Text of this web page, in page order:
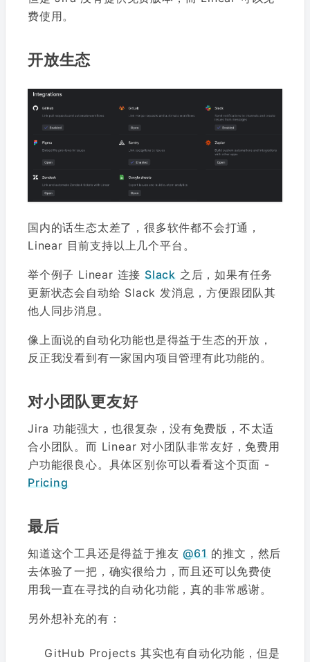
费使用。
开放生态
国内的话生态太差了，很多软件都不会打通，
Linear 目前支持以上几个平台。
举个例子 Linear 连接Slack 之后，如果有任务
更新状态会自动给 Slack 发消息，方便跟团队其
他人同步消息。
像上面说的自动化功能也是得益于生态的开放，
反正我没看到有一家国内项目管理有此功能的。
对小团队更友好
Jira 功能强大，也很复杂，没有免费版，不太适
合小团队。而 Linear 对小团队非常友好，免费用
户功能很良心。具体区别你可以看看这个页面 -
Pricing
最后
知道这个工具还是得益于推友@61的推文，然后
去体验了一把，确实很给力，而且还可以免费使
用我一直在寻找的自动化功能，真的非常感谢。
另外想补充的有：
GitHub Projects 其实也有自动化功能，但是